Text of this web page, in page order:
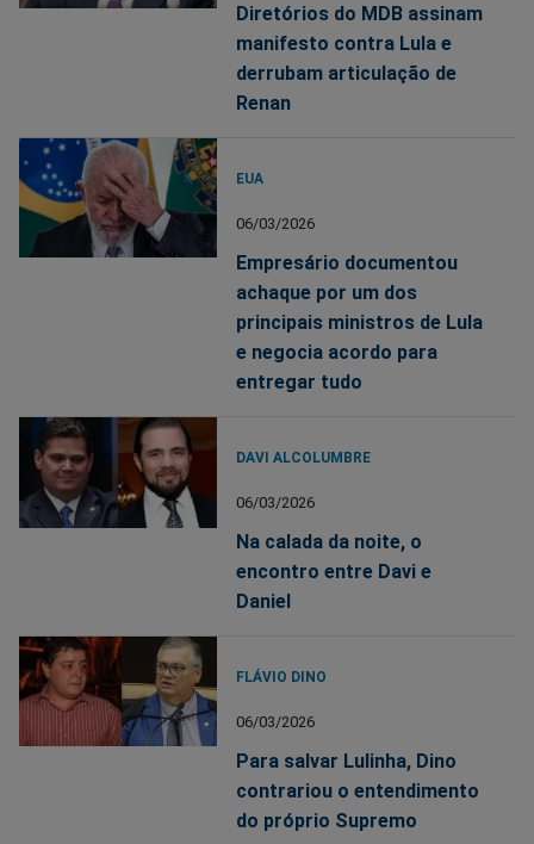
Diretórios do MDB assinam
manifesto contra Lula e
derrubam articulação de
Renan
EUA
06/03/2026
Empresário documentou
achaque por um dos
principais ministros de Lula
e negocia acordo para
entregar tudo
DAVI ALCOLUMBRE
06/03/2026
Na calada da noite, o
encontro entre Davi e
Daniel
FLÁVIO DINO
06/03/2026
Para salvar Lulinha, Dino
contrariou o entendimento
do próprio Supremo